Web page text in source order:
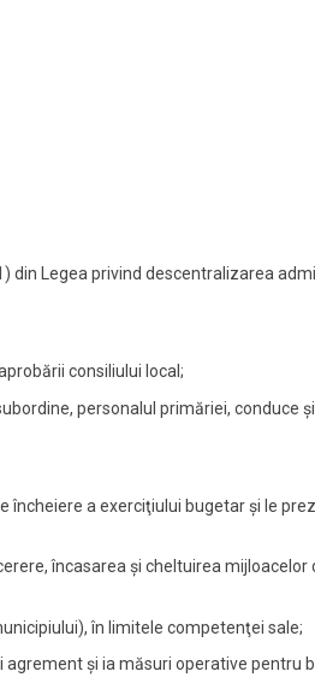
din Legea privind descentralizarea
consiliului local;
personalul primăriei, conduce
a exerciţiului bugetar şi le
încasarea şi cheltuirea mijloacelor
în limitele competenţei sale;
agrement şi ia măsuri operative pentru